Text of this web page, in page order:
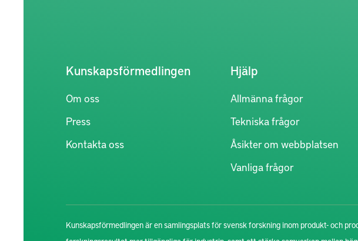
Kunskapsförmedlingen
Om oss
Press
Kontakta oss
Hjälp
Allmänna frågor
Tekniska frågor
Åsikter om webbplatsen
Vanliga frågor
Kunskapsförmedlingen är en samlingsplats för svensk forskning inom produkt- och